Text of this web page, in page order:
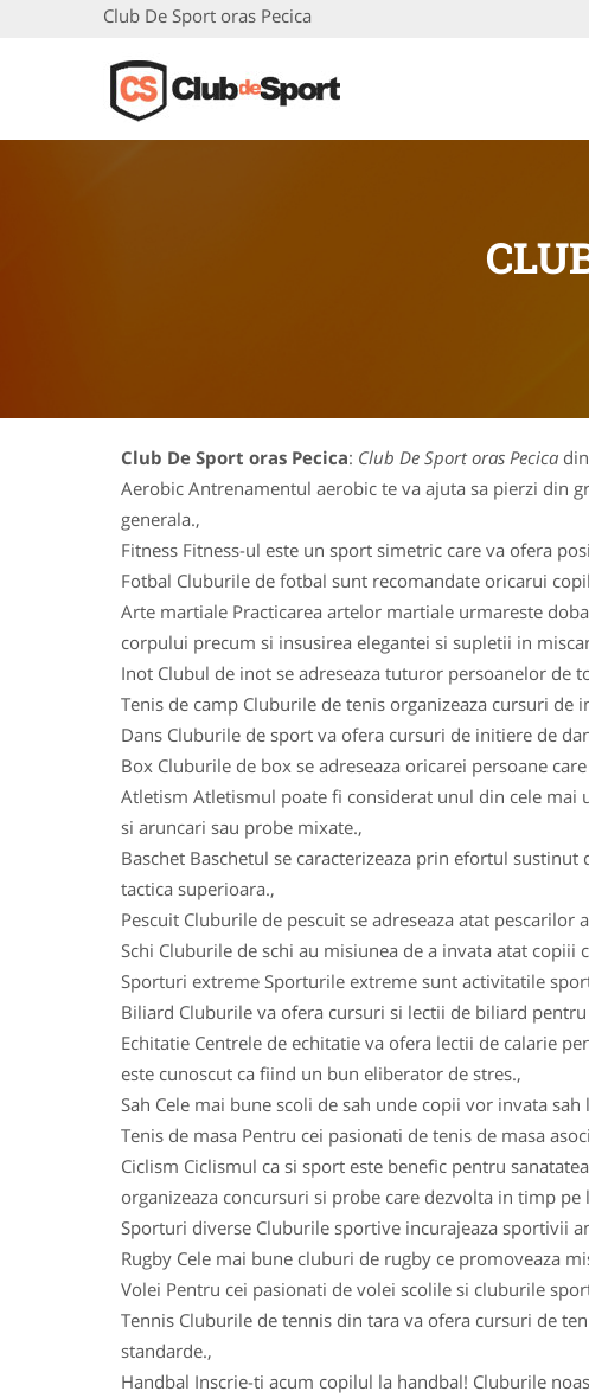
Club De Sport oras Pecica
Club De Sport oras Pecica: Club De Sport oras Pecica
Aerobic Antrenamentul aerobic te va ajuta sa pierzi din
generala.,
Fitness Fitness-ul este un sport simetric care va ofera
Fotbal Cluburile de fotbal sunt recomandate oricarui
Arte martiale Practicarea artelor martiale urmareste
corpului precum si insusirea elegantei si supletii in
Inot Clubul de inot se adreseaza tuturor persoanelor de
Tenis de camp Cluburile de tenis organizeaza cursuri
Dans Cluburile de sport va ofera cursuri de initiere de
Box Cluburile de box se adreseaza oricarei persoane
Atletism Atletismul poate fi considerat unul din cele
si aruncari sau probe mixate.,
Baschet Baschetul se caracterizeaza prin efortul
tactica superioara.,
Pescuit Cluburile de pescuit se adreseaza atat
Schi Cluburile de schi au misiunea de a invata atat copiii
Sporturi extreme Sporturile extreme sunt activitatile
Biliard Cluburile va ofera cursuri si lectii de biliard
Echitatie Centrele de echitatie va ofera lectii de calarie
este cunoscut ca fiind un bun eliberator de stres.,
Sah Cele mai bune scoli de sah unde copii vor invata
Tenis de masa Pentru cei pasionati de tenis de masa
Ciclism Ciclismul ca si sport este benefic pentru
organizeaza concursuri si probe care dezvolta in timp
Sporturi diverse Cluburile sportive incurajeaza sportivii
Rugby Cele mai bune cluburi de rugby ce promoveaza
Volei Pentru cei pasionati de volei scolile si cluburile
Tennis Cluburile de tennis din tara va ofera cursuri de
standarde.,
Handbal Inscrie-ti acum copilul la handbal! Cluburile